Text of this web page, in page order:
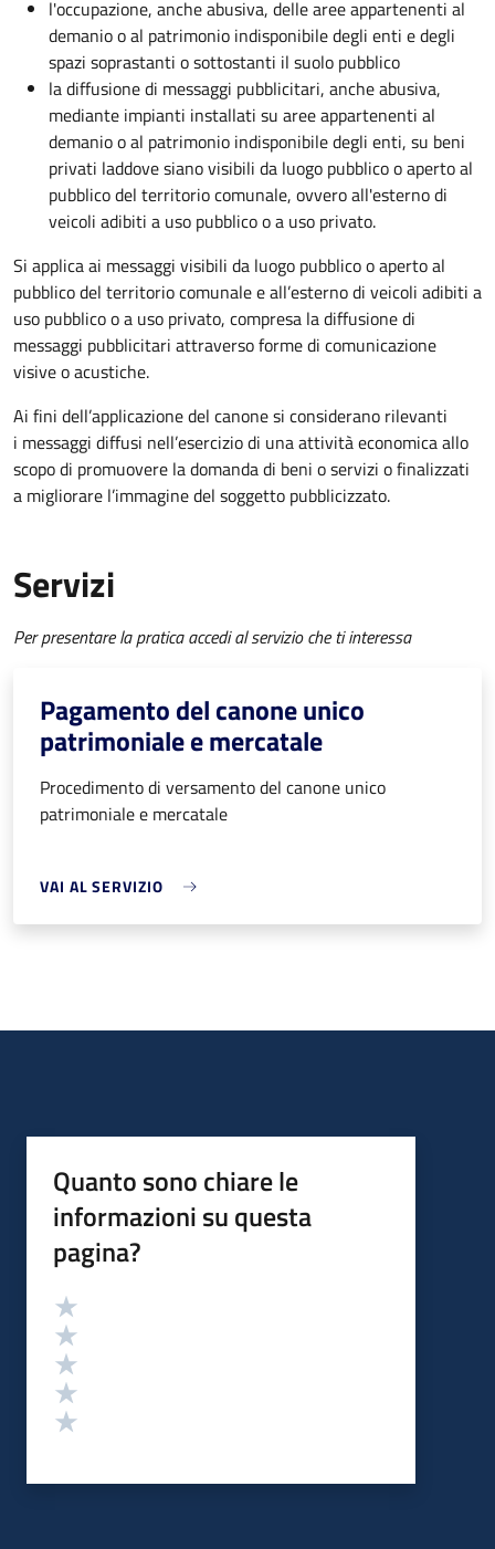
l'occupazione, anche abusiva, delle aree appartenenti al
demanio o al patrimonio indisponibile degli enti e degli
spazi soprastanti o sottostanti il suolo pubblico
la diffusione di messaggi pubblicitari, anche abusiva,
mediante impianti installati su aree appartenenti al
demanio o al patrimonio indisponibile degli enti, su beni
privati laddove siano visibili da luogo pubblico o aperto al
pubblico del territorio comunale, ovvero all'esterno di
veicoli adibiti a uso pubblico o a uso privato.
Si applica ai messaggi visibili da luogo pubblico o aperto al
pubblico del territorio comunale e all’esterno di veicoli adibiti a
uso pubblico o a uso privato, compresa la diffusione di
messaggi pubblicitari attraverso forme di comunicazione
visive o acustiche.
Ai fini dell’applicazione del canone si considerano rilevanti
i messaggi diffusi nell’esercizio di una attività economica allo
scopo di promuovere la domanda di beni o servizi o finalizzati
a migliorare l’immagine del soggetto pubblicizzato.
Servizi
Per presentare la pratica accedi al servizio che ti interessa
Pagamento del canone unico
patrimoniale e mercatale
Procedimento di versamento del canone unico
patrimoniale e mercatale
VAI AL SERVIZIO
Quanto sono chiare le
informazioni su questa
pagina?
Valutazione